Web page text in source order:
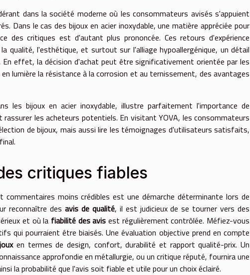
dans la société moderne où les consommateurs avisés s'appuient
Dans le cas des bijoux en acier inoxydable, une matière appréciée pour
des critiques est d'autant plus prononcée. Ces retours d'expérience
qualité, l'esthétique, et surtout sur l'alliage hypoallergénique, un détail
En effet, la décision d'achat peut être significativement orientée par les
lumière la résistance à la corrosion et au ternissement, des avantages
les bijoux en acier inoxydable, illustre parfaitement l'importance de
les acheteurs potentiels. En visitantYOVA, les consommateurs
de bijoux, mais aussi lire les témoignages d'utilisateurs satisfaits,
critiques fiables
moins crédibles est une démarche déterminante lors de
reconnaître desavis de qualité, il est judicieux de se tourner vers des
et où la fiabilité des avis est régulièrement contrôlée. Méfiez-vous
qui pourraient être biaisés. Une évaluation objective prend en compte
en termes de design, confort, durabilité et rapport qualité-prix. Un
approfondie en métallurgie, ou un critique réputé, fournira une
la probabilité que l'avis soit fiable et utile pour un choix éclairé.